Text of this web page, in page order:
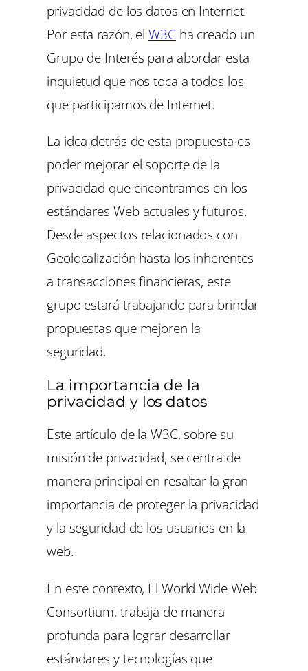
privacidad de los datos en Internet.
Por esta razón, elW3C ha creado un
Grupo de Interés para abordar esta
inquietud que nos toca a todos los
que participamos de Internet.
La idea detrás de esta propuesta es
poder mejorar el soporte de la
privacidad que encontramos en los
estándares Web actuales y futuros.
Desde aspectos relacionados con
Geolocalización hasta los inherentes
a transacciones financieras, este
grupo estará trabajando para brindar
propuestas que mejoren la
seguridad.
La importancia de la
privacidad y los datos
Este artículo de la W3C, sobre su
misión de privacidad, se centra de
manera principal en resaltar la gran
importancia de proteger la privacidad
y la seguridad de los usuarios en la
web.
En este contexto, El World Wide Web
Consortium, trabaja de manera
profunda para lograr desarrollar
estándares y tecnologías que